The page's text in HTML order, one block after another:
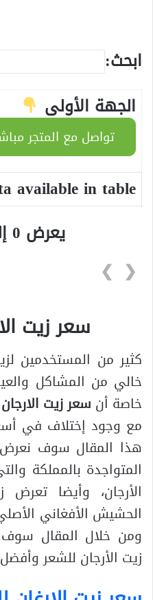
ابحث:
الجهة الأولى
تواصل مع المتجر
available in table
يعرض 0 إلى 0 من أصل 0 سجلّ
❮
❯
سعر زيت
كثير من المستخدمين
خالي من المشاكل
خاصة أن سعر زيت
مع وجود إختلاف في
هذا المقال سوف نعرض
المتواجدة بالمملكة
الأرجان، وأيضا
الحشيش الأفغاني
ومن خلال المقال
زيت الأرجان للشعر